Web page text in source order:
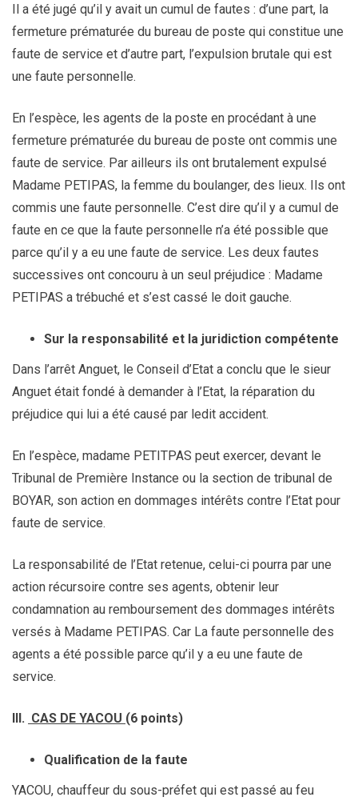
Il a été jugé qu’il y avait un cumul de fautes : d’une part, la
fermeture prématurée du bureau de poste qui constitue une
faute de service et d’autre part, l’expulsion brutale qui est
une faute personnelle.
En l’espèce, les agents de la poste en procédant à une
fermeture prématurée du bureau de poste ont commis une
faute de service. Par ailleurs ils ont brutalement expulsé
Madame PETIPAS, la femme du boulanger, des lieux. Ils ont
commis une faute personnelle. C’est dire qu’il y a cumul de
faute en ce que la faute personnelle n’a été possible que
parce qu’il y a eu une faute de service. Les deux fautes
successives ont concouru à un seul préjudice : Madame
PETIPAS a trébuché et s’est cassé le doit gauche.
Sur la responsabilité et la juridiction compétente
Dans l’arrêt Anguet, le Conseil d’Etat a conclu que le sieur
Anguet était fondé à demander à l’Etat, la réparation du
préjudice qui lui a été causé par ledit accident.
En l’espèce, madame PETITPAS peut exercer, devant le
Tribunal de Première Instance ou la section de tribunal de
BOYAR, son action en dommages intérêts contre l’Etat pour
faute de service.
La responsabilité de l’Etat retenue, celui-ci pourra par une
action récursoire contre ses agents, obtenir leur
condamnation au remboursement des dommages intérêts
versés à Madame PETIPAS. Car La faute personnelle des
agents a été possible parce qu’il y a eu une faute de
service.
III. CAS DE YACOU (6 points)
Qualification de la faute
YACOU, chauffeur du sous-préfet qui est passé au feu